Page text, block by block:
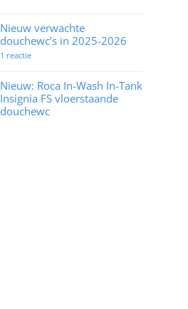
Frissebips
bij
RTL
Boulevard
Nieuw verwachte
douchewc’s in 2025-2026
1 reactieop
douchewc’s
in
2025-
Nieuw: Roca In-Wash In-Tank
Insignia FS vloerstaande
douchewc